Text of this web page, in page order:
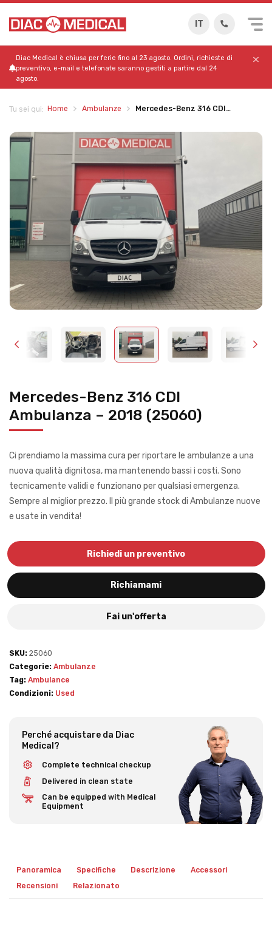
IT
Diac Medical è chiusa per ferie fino al 23 agosto. Ordini, richieste di
preventivo, e-mail e telefonate saranno gestiti a partire dal 24
agosto.
Tu sei qui: Home Ambulanze Mercedes-Benz 316 CDI…
Mercedes-Benz 316 CDI
Ambulanza – 2018 (25060)
Ci prendiamo la massima cura per riportare le ambulanze a una
nuova qualità dignitosa, ma mantenendo bassi i costi. Sono
tecnicamente validi e funzionano per qualsiasi emergenza.
Sempre al miglior prezzo. Il più grande stock di Ambulanze nuove
e usate in vendita!
Richiedi un preventivo
Richiamami
Fai un'offerta
SKU: 25060
Categorie: Ambulanze
Tag: Ambulance
Condizioni: Used
Perché acquistare da Diac
Medical?
Complete technical checkup
Delivered in clean state
Can be equipped with Medical
Equipment
Panoramica Specifiche Descrizione
Accessori
Recensioni
Relazionato